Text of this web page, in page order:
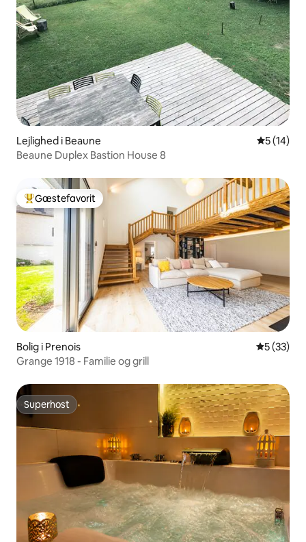
Lejlighed i Beaune 5 ud af 5 i
5 (14)
Beaune Duplex Bastion House 8
Bedste gæstefavorit
Gæstefavorit
Bolig i Prenois 5 ud af 5 i
5 (33)
Grange 1918 - Familie og grill
Superhost
Superhost